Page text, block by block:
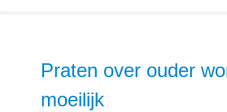
Praten over ouder
moeilijk